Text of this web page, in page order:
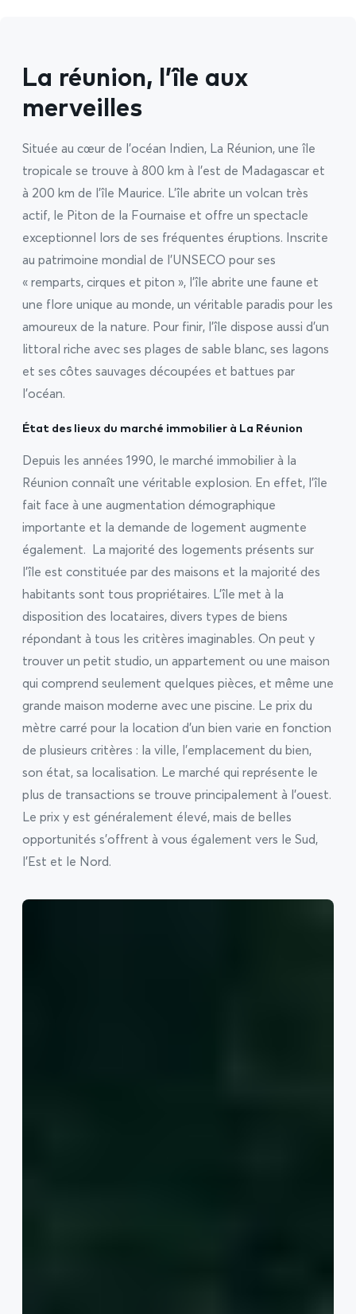
La réunion, l’île aux
merveilles
Située au cœur de l’océan Indien, La Réunion, une île
tropicale se trouve à 800 km à l’est de Madagascar et
à 200 km de l’île Maurice. L’île abrite un volcan très
actif, le Piton de la Fournaise et offre un spectacle
exceptionnel lors de ses fréquentes éruptions. Inscrite
au patrimoine mondial de l’UNSECO pour ses
« remparts, cirques et piton », l’île abrite une faune et
une flore unique au monde, un véritable paradis pour les
amoureux de la nature. Pour finir, l’île dispose aussi d’un
littoral riche avec ses plages de sable blanc, ses lagons
et ses côtes sauvages découpées et battues par
l’océan.
État des lieux du marché immobilier à La Réunion
Depuis les années 1990, le marché immobilier à la
Réunion connaît une véritable explosion. En effet, l’île
fait face à une augmentation démographique
importante et la demande de logement augmente
également.
La majorité des logements présents sur
l’île est constituée par des maisons et la majorité des
habitants sont tous propriétaires. L’île met à la
disposition des locataires, divers types de biens
répondant à tous les critères imaginables. On peut y
trouver un petit studio, un appartement ou une maison
qui comprend seulement quelques pièces, et même une
grande maison moderne avec une piscine. Le prix du
mètre carré pour la location d’un bien varie en fonction
de plusieurs critères : la ville, l’emplacement du bien,
son état, sa localisation. Le marché qui représente le
plus de transactions se trouve principalement à l’ouest.
Le prix y est généralement élevé, mais de belles
opportunités s’offrent à vous également vers le Sud,
l’Est et le Nord.